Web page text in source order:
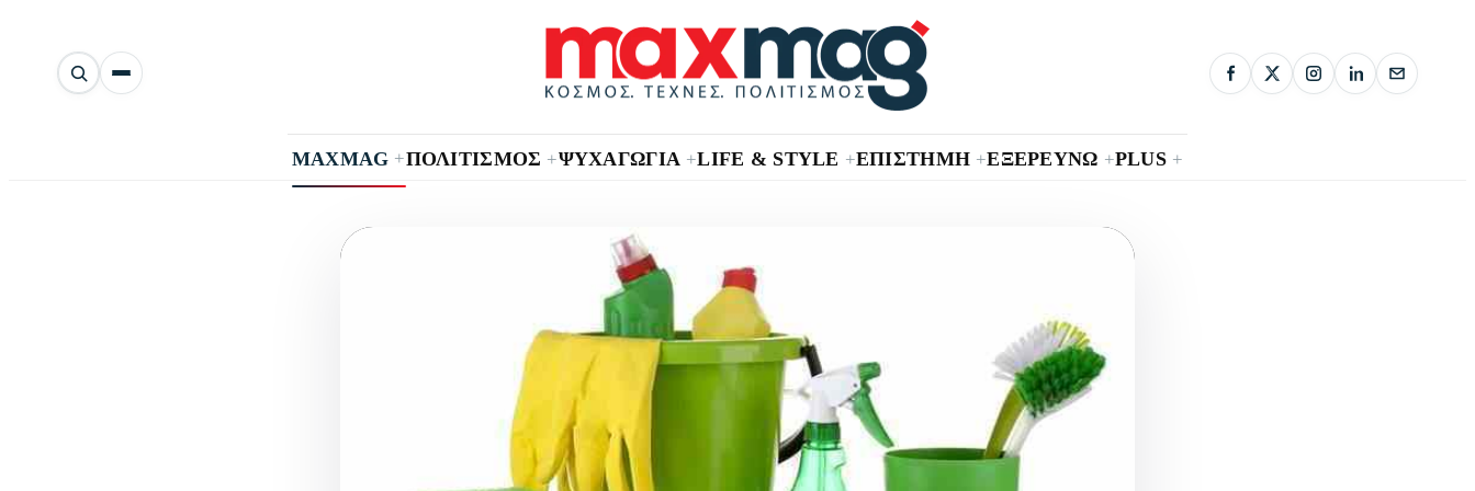
Αναζήτηση
άρθρων
MAXMAG +ΠΟΛΙΤΙΣΜΟΣ +ΨΥΧΑΓΩΓΙΑ +LIFE & STYLE +ΕΠΙΣΤΗΜΗ +ΕΞΕΡΕΥΝΩ +PLUS +